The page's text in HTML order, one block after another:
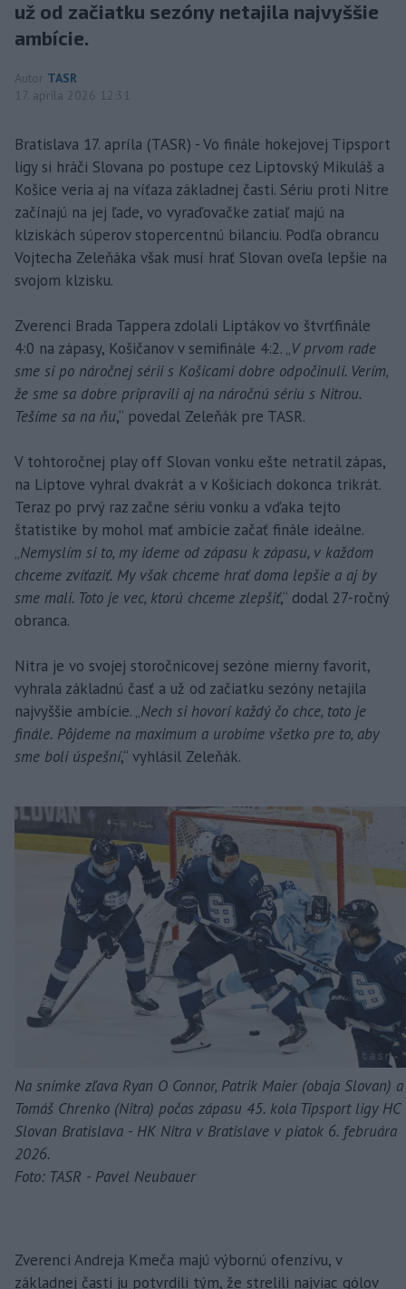
už od začiatku sezóny netajila najvyššie
ambície.
Autor TASR
17. apríla 2026 12:31
Bratislava 17. apríla (TASR) - Vo finále hokejovej Tipsport
ligy si hráči Slovana po postupe cez Liptovský Mikuláš a
Košice veria aj na víťaza základnej časti. Sériu proti Nitre
začínajú na jej ľade, vo vyraďovačke zatiaľ majú na
klziskách súperov stopercentnú bilanciu. Podľa obrancu
Vojtecha Zeleňáka však musí hrať Slovan oveľa lepšie na
svojom klzisku.
Zverenci Brada Tappera zdolali Liptákov vo štvrťfinále
4:0 na zápasy, Košičanov v semifinále 4:2. „V prvom rade
sme si po náročnej sérii s Košicami dobre odpočinuli. Verím,
že sme sa dobre pripravili aj na náročnú sériu s Nitrou.
Tešíme sa na ňu,“ povedal Zeleňák pre TASR.
V tohtoročnej play off Slovan vonku ešte netratil zápas,
na Liptove vyhral dvakrát a v Košiciach dokonca trikrát.
Teraz po prvý raz začne sériu vonku a vďaka tejto
štatistike by mohol mať ambície začať finále ideálne.
„Nemyslím si to, my ideme od zápasu k zápasu, v každom
chceme zvíťaziť. My však chceme hrať doma lepšie a aj by
sme mali. Toto je vec, ktorú chceme zlepšiť,“ dodal 27-ročný
obranca.
Nitra je vo svojej storočnicovej sezóne mierny favorit,
vyhrala základnú časť a už od začiatku sezóny netajila
najvyššie ambície. „Nech si hovorí každý čo chce, toto je
finále. Pôjdeme na maximum a urobíme všetko pre to, aby
sme boli úspešní,“ vyhlásil Zeleňák.
Na snímke zľava Ryan O Connor, Patrik Maier (obaja Slovan) a
Tomáš Chrenko (Nitra) počas zápasu 45. kola Tipsport ligy HC
Slovan Bratislava - HK Nitra v Bratislave v piatok 6. februára
2026.
Foto: TASR - Pavel Neubauer
Zverenci Andreja Kmeča majú výbornú ofenzívu, v
základnej časti ju potvrdili tým, že strelili najviac gólov